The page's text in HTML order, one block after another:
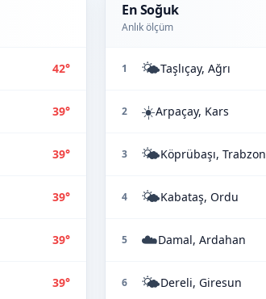
42°
39°
39°
39°
39°
39°
En Soğuk
Anlık ölçüm
1 🌤️Taşlıçay, Ağrı
2 ☀️Arpaçay, Kars
3 🌤️Köprübaşı, Trabzon
4 🌤️Kabataş, Ordu
5 ☁️Damal, Ardahan
6 🌤️Dereli, Giresun